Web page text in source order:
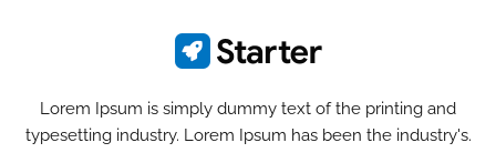
Lorem Ipsum is simply dummy text of the printing and
typesetting industry. Lorem Ipsum has been the industry's.